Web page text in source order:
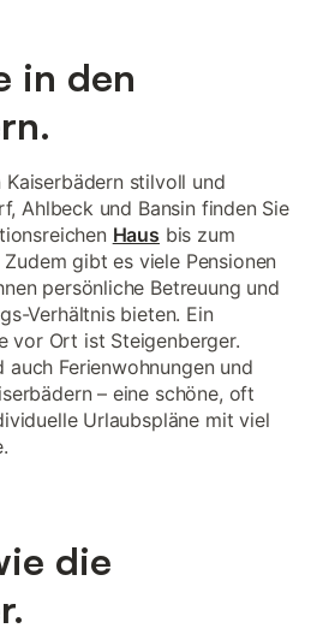
in den
stilvoll und
Ahlbeck und Bansin finden Sie
Haus bis zum
gibt es viele Pensionen
persönliche Betreuung und
Verhältnis bieten. Ein
vor Ort ist Steigenberger.
Ferienwohnungen und
– eine schöne, oft
Urlaubspläne mit viel
die